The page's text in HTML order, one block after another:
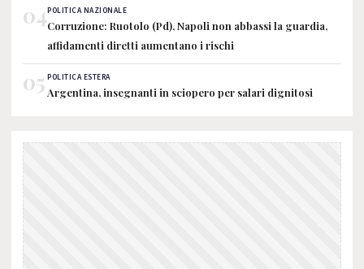
04POLITICA NAZIONALE
Corruzione: Ruotolo (Pd), Napoli non abbassi la guardia,
affidamenti diretti aumentano i rischi
05 POLITICA ESTERA
Argentina, insegnanti in sciopero per salari dignitosi